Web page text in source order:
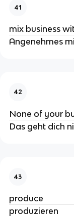
41
mix business
Angenehmes
42
None of your
Das geht dich
43
produce
produzieren